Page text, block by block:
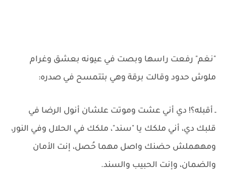
"نغم" رفعت راسها وبصت في عيونه بعشق وغرام
ملوش حدود وقالت برقة وهي بتتمسح في صدره:
ـ أقبله؟! دي أني عشت وموتت علشان أنول الرضا في
قلبك دي، أني ملكك يا "سند"، ملكك في الحلال وفي النور،
ومههملش حضنك واصل مهما حُصل، إنت الأمان
والضمان، وإنت الحبيب والسند.